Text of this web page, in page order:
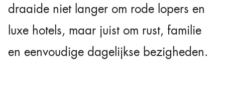
draaide niet langer om rode lopers en
luxe hotels, maar juist om rust, familie
en eenvoudige dagelijkse bezigheden.